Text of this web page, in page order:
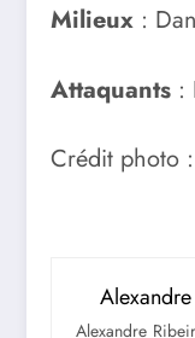
Milieux :
Attaquants :
Crédit photo :
Alexandre